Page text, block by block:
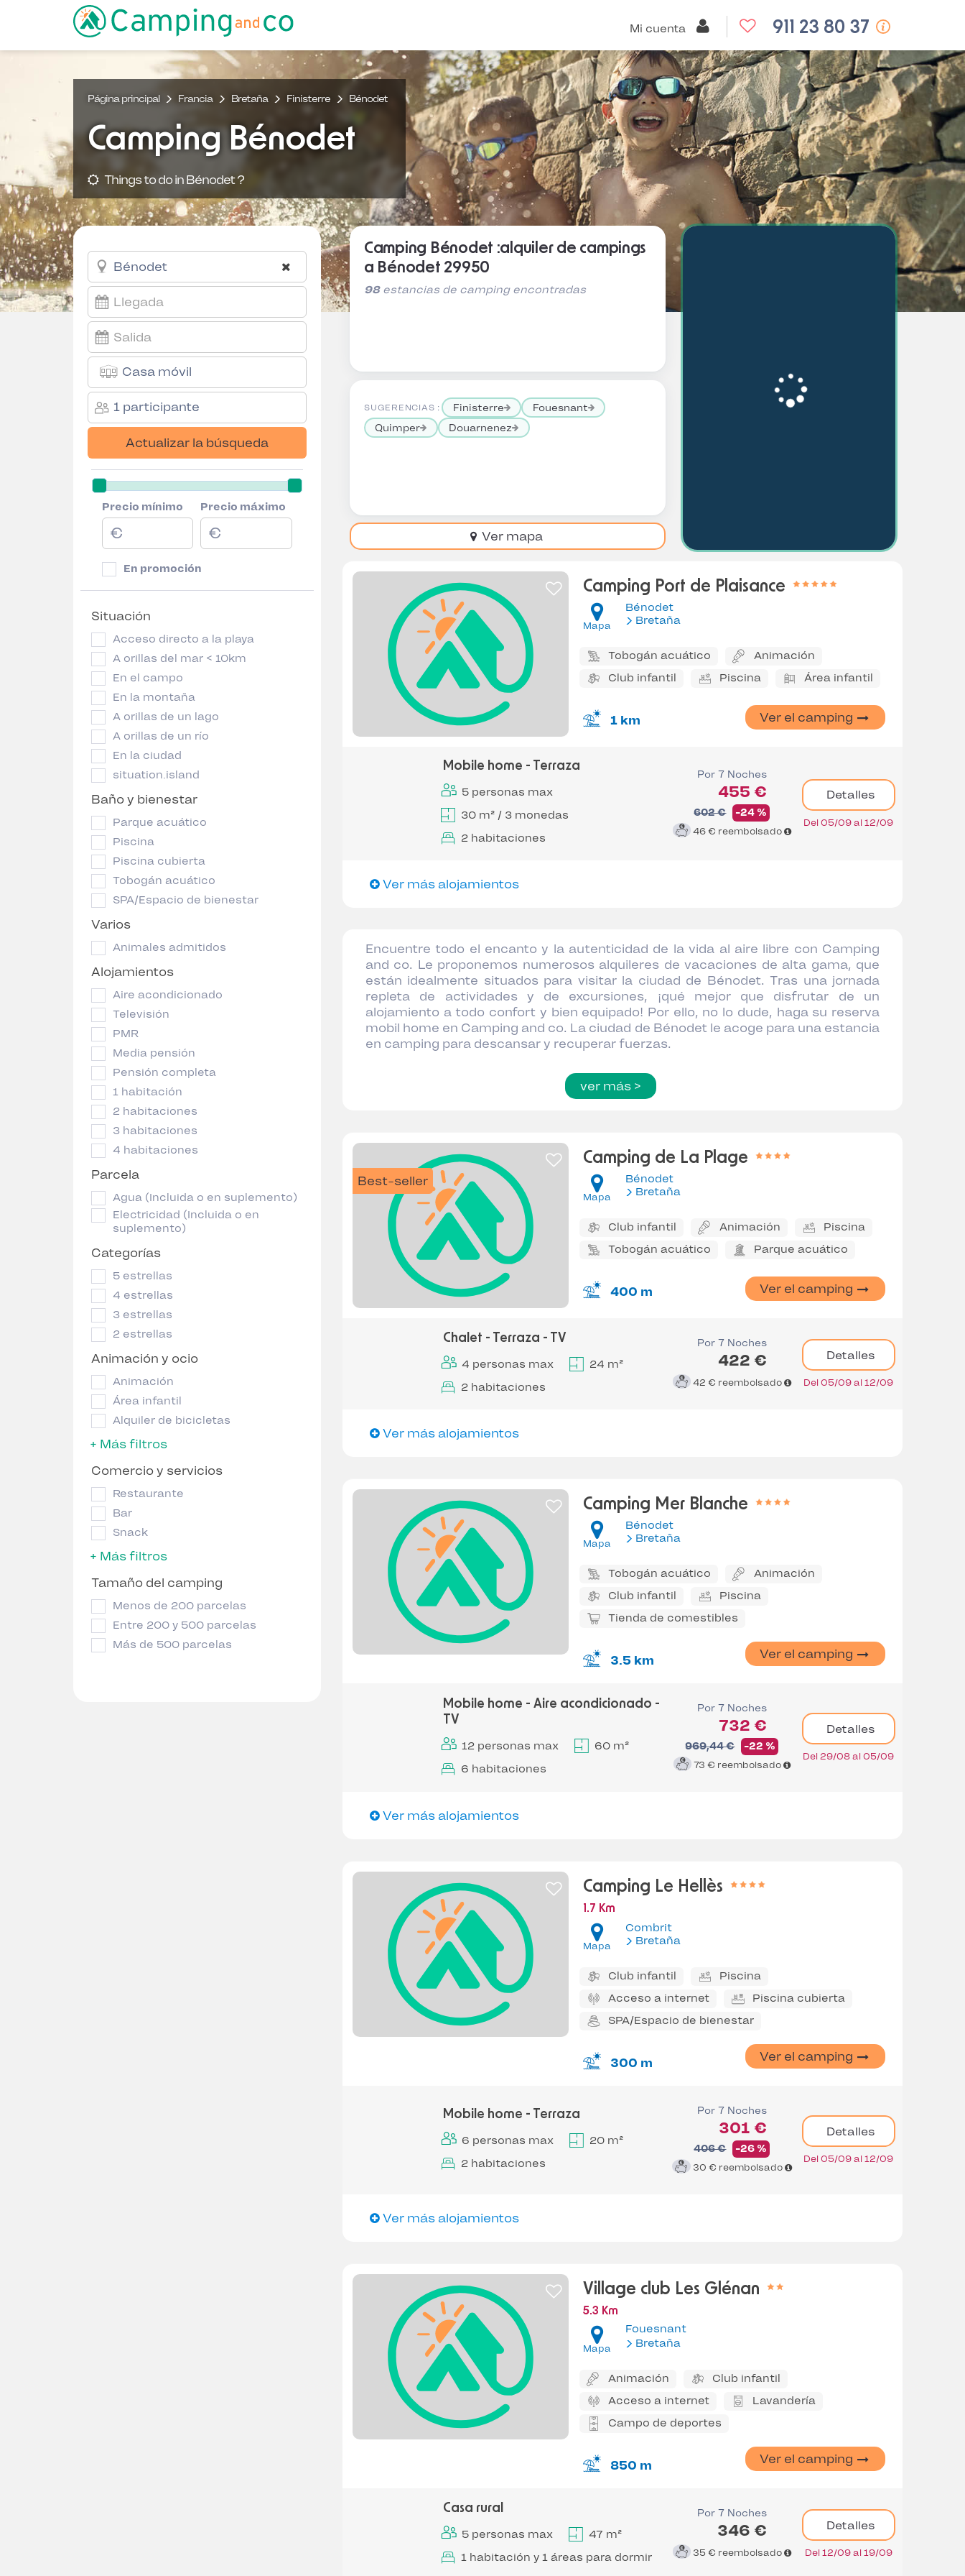
Mi cuenta 911 23 80 37
Página principal Francia Bretaña Finisterre Bénodet
Camping Bénodet
Things to do in Bénodet ?
Casa móvil
1 participante
Actualizar la búsqueda
Precio mínimo Precio máximo
En promoción
Situación
Acceso directo a la playa
A orillas del mar < 10km
En el campo
En la montaña
A orillas de un lago
A orillas de un río
En la ciudad
situation.island
Baño y bienestar
Parque acuático
Piscina
Piscina cubierta
Tobogán acuático
SPA/Espacio de bienestar
Varios
Animales admitidos
Alojamientos
Aire acondicionado
Televisión
PMR
Media pensión
Pensión completa
1 habitación
2 habitaciones
3 habitaciones
4 habitaciones
Parcela
Agua (Incluida o en suplemento)
Electricidad (Incluida o en
suplemento)
Categorías
5 estrellas
4 estrellas
3 estrellas
2 estrellas
Animación y ocio
Animación
Área infantil
Alquiler de bicicletas
+ Más filtros
Comercio y servicios
Restaurante
Bar
Snack
+ Más filtros
Tamaño del camping
Menos de 200 parcelas
Entre 200 y 500 parcelas
Más de 500 parcelas
Camping Bénodet :alquiler de campings
a Bénodet 29950
98estancias de camping encontradas
SUGERENCIAS : Finisterre
Fouesnant
Quimper
Douarnenez
Ver mapa
Camping Port de Plaisance
Mapa
Bénodet
Bretaña
Tobogán acuático
Animación
Club infantil
Piscina Área infantil
1 km Ver el camping
Mobile home - Terraza
5 personas max
30 m² / 3 monedas
2 habitaciones
Por 7 Noches
455 €
602 € -24 %
46 € reembolsado
Detalles
Del 05/09 al 12/09
Ver más alojamientos
Encuentre todo el encanto y la autenticidad de la vida al aire libre con Camping
and co. Le proponemos numerosos alquileres de vacaciones de alta gama, que
están idealmente situados para visitar la ciudad de Bénodet. Tras una jornada
repleta de actividades y de excursiones, ¡qué mejor que disfrutar de un
alojamiento a todo confort y bien equipado! Por ello, no lo dude, haga su reserva
mobil home en Camping and co. La ciudad de Bénodet le acoge para una estancia
en camping para descansar y recuperar fuerzas.
ver más >
Best-seller
Camping de La Plage
Mapa
Bénodet
Bretaña
Club infantil Animación
Piscina
Tobogán acuático
Parque acuático
400 m Ver el camping
Chalet - Terraza - TV
4 personas max
24 m²
2 habitaciones
Por 7 Noches
422 €
42 € reembolsado
Detalles
Del 05/09 al 12/09
Ver más alojamientos
Camping Mer Blanche
Mapa
Bénodet
Bretaña
Tobogán acuático
Animación
Club infantil
Piscina
Tienda de comestibles
3.5 km Ver el camping
Mobile home - Aire acondicionado -
TV
12 personas max
60 m²
6 habitaciones
Por 7 Noches
732 €
969,44 € -22 %
73 € reembolsado
Detalles
Del 29/08 al 05/09
Ver más alojamientos
Camping Le Hellès
1.7 Km
Mapa
Combrit
Bretaña
Club infantil
Piscina
Acceso a internet
Piscina cubierta
SPA/Espacio de bienestar
300 m Ver el camping
Mobile home - Terraza
6 personas max
20 m²
2 habitaciones
Por 7 Noches
301 €
406 € -26 %
30 € reembolsado
Detalles
Del 05/09 al 12/09
Ver más alojamientos
Village club Les Glénan
5.3 Km
Mapa
Fouesnant
Bretaña
Animación
Club infantil
Acceso a internet
Lavandería
Campo de deportes
850 m Ver el camping
Casa rural
5 personas max
47 m²
1 habitación y 1 áreas para dormir
Por 7 Noches
346 €
35 € reembolsado
Detalles
Del 12/09 al 19/09